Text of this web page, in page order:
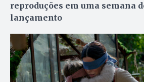
reproduções em uma semana
lançamento